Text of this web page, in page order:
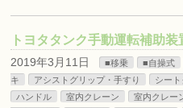
トヨタタンク手動運転補助
2019年3月11日 ■移乗 ■自操式
キ
アシストグリップ・手すり シー
ハンドル
室内クレーン 室内クレー